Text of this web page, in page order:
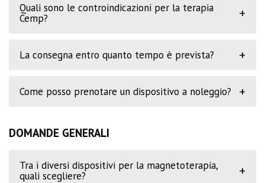
Quali sono le controindicazioni per la terapia
Cemp?
+
La consegna entro quanto tempo è prevista? +
Come posso prenotare un dispositivo a noleggio? +
DOMANDE GENERALI
Tra i diversi dispositivi per la magnetoterapia,
quali scegliere?
+